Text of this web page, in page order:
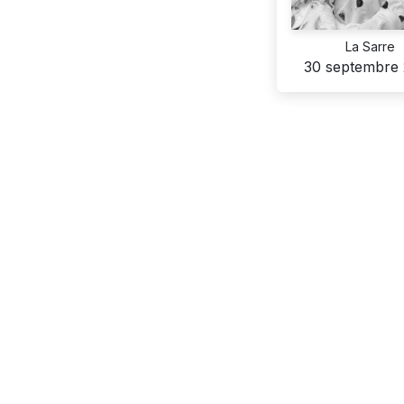
La Sarre
30 septembre